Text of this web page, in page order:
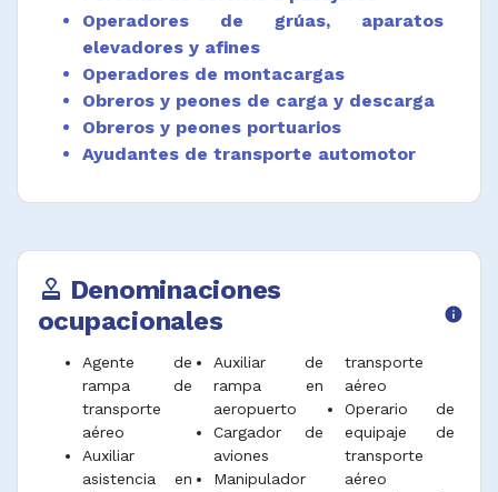
Operadores de grúas, aparatos
elevadores y afines
Operadores de montacargas
Obreros y peones de carga y descarga
Obreros y peones portuarios
Ayudantes de transporte automotor
approval Denominaciones
ocupacionales
info
Agente de
rampa de
transporte
aéreo
Auxiliar
asistencia en
Auxiliar de
rampa en
aeropuerto
Cargador de
aviones
Manipulador
transporte
aéreo
Operario de
equipaje de
transporte
aéreo